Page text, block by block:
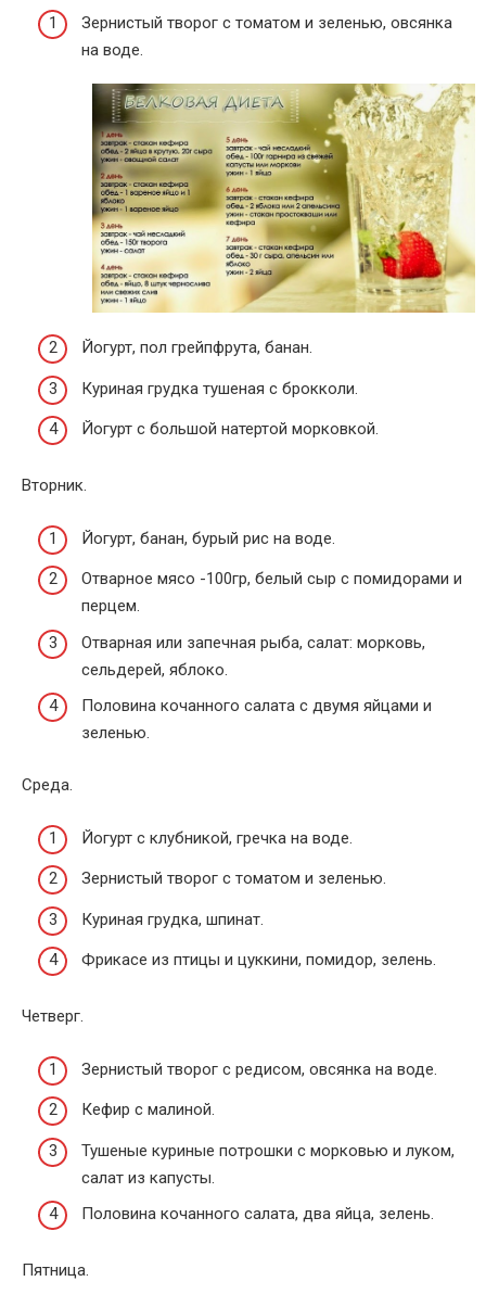
Зернистый творог с томатом и зеленью, овсянка
на воде.
Йогурт, пол грейпфрута, банан.
Куриная грудка тушеная с брокколи.
Йогурт с большой натертой морковкой.
Вторник.
Йогурт, банан, бурый рис на воде.
Отварное мясо -100гр, белый сыр с помидорами и
перцем.
Отварная или запечная рыба, салат: морковь,
сельдерей, яблоко.
Половина кочанного салата с двумя яйцами и
зеленью.
Среда.
Йогурт с клубникой, гречка на воде.
Зернистый творог с томатом и зеленью.
Куриная грудка, шпинат.
Фрикасе из птицы и цуккини, помидор, зелень.
Четверг.
Зернистый творог с редисом, овсянка на воде.
Кефир с малиной.
Тушеные куриные потрошки с морковью и луком,
салат из капусты.
Половина кочанного салата, два яйца, зелень.
Пятница.